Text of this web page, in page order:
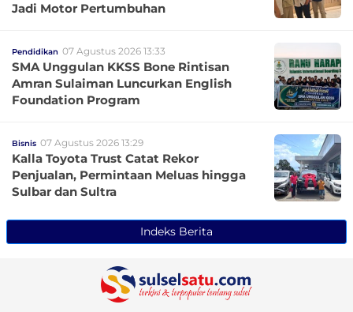
Jadi Motor Pertumbuhan
Pendidikan 07 Agustus 2026 13:33
SMA Unggulan KKSS Bone Rintisan
Amran Sulaiman Luncurkan English
Foundation Program
Bisnis 07 Agustus 2026 13:29
Kalla Toyota Trust Catat Rekor
Penjualan, Permintaan Meluas hingga
Sulbar dan Sultra
Indeks Berita